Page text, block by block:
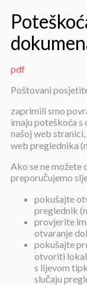
pdf
Objavljeno:17. ožujka
pdf
Poštovani
zaprimili smo
imaju poteškoća s
našoj web
web preglednika
Ako se ne
preporučujemo
pokušajte
preglednik
provjerite
otvaranje
pokušajte
otvoriti
s lijevom
slučaju